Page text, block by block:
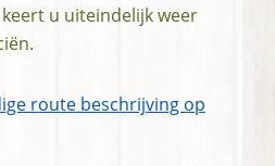
u uiteindelijk weer
route beschrijving op